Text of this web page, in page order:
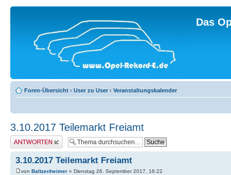
Das
Foren-Übersicht ‹ User zu User ‹ Veranstaltungskalender
3.10.2017 Teilemarkt Freiamt
Antwort erstellen
3.10.2017 Teilemarkt Freiamt
von Baltzenheimer » Dienstag 26. September 2017, 16:22